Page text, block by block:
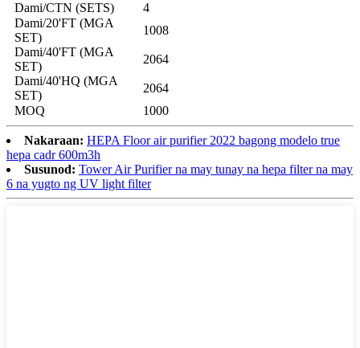
Dami/CTN (SETS)
4
Dami/20'FT (MGA
SET)
1008
Dami/40'FT (MGA
SET)
2064
Dami/40'HQ (MGA
SET)
2064
MOQ
1000
Nakaraan: HEPA Floor air purifier 2022 bagong modelo true
hepa cadr 600m3h
Susunod: Tower Air Purifier na may tunay na hepa filter na may
6 na yugto ng UV light filter